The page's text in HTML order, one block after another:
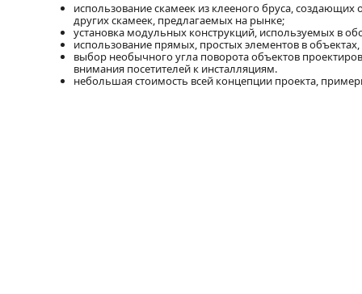
использование скамеек из клееного бруса,
других скамеек, предлагаемых на рынке;
установка модульных конструкций, используемых в
использование прямых, простых элементов в
выбор необычного угла поворота объектов
внимания посетителей к инсталляциям.
небольшая стоимость всей концепции проекта,